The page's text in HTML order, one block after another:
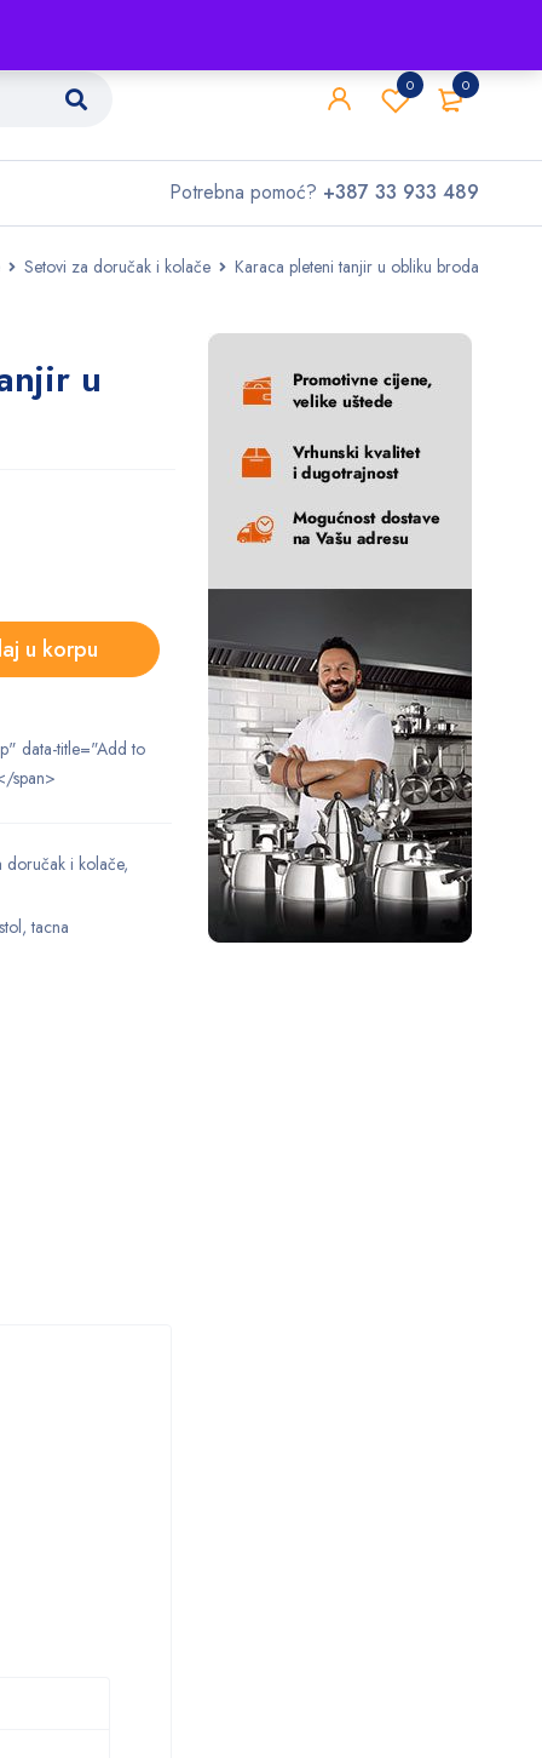
0
0
Potrebna pomoć? +387 33 933 489
Setovi za doručak i kolače Karaca pleteni tanjir u obliku broda
u
u korpu
data-title="Add to
span>
doručak i kolače,
stol,tacna